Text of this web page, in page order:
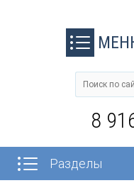
8
Разделы